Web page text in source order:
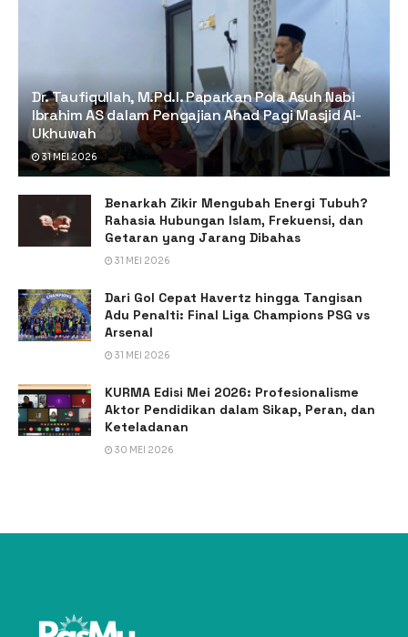
Dr. Taufiqullah, M.Pd.I. Paparkan Pola Asuh Nabi
Ibrahim AS dalam Pengajian Ahad Pagi Masjid Al-
Ukhuwah
31 MEI 2026
Benarkah Zikir Mengubah Energi Tubuh?
Rahasia Hubungan Islam, Frekuensi, dan
Getaran yang Jarang Dibahas
31 MEI 2026
Dari Gol Cepat Havertz hingga Tangisan
Adu Penalti: Final Liga Champions PSG vs
Arsenal
31 MEI 2026
KURMA Edisi Mei 2026: Profesionalisme
Aktor Pendidikan dalam Sikap, Peran, dan
Keteladanan
30 MEI 2026